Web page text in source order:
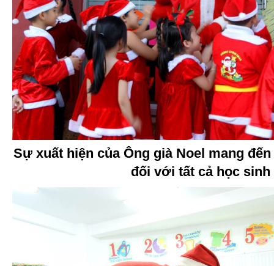
Sự xuất hiện của Ông già Noel mang
đối với tất cả học sinh